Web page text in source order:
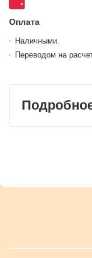
Оплата
Наличными.
Переводом на